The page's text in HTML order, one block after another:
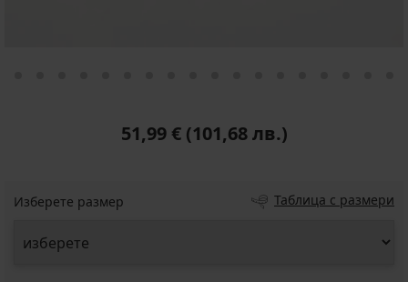
51,99 € (101,68 лв.)
Изберете размер Таблица с размери